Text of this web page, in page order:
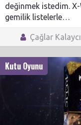
değinmek istedim. X-
gemilik listelerle…
Çağlar
Kutu Oyunu